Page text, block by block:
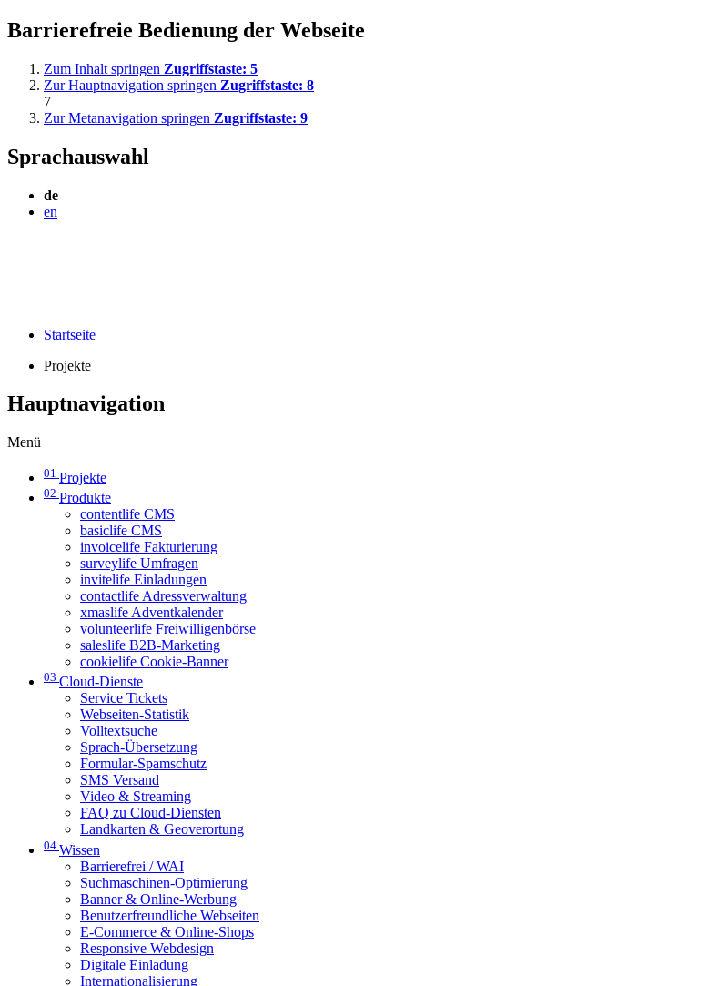
Barrierefreie Bedienung der Webseite
Zum Inhalt springen Zugriffstaste: 5
Zur Hauptnavigation springen Zugriffstaste: 8
7
Zur Metanavigation springen Zugriffstaste: 9
Sprachauswahl
de
en
Startseite
Projekte
Hauptnavigation
Menü
01 Projekte
02 Produkte
contentlife CMS
basiclife CMS
invoicelife Fakturierung
surveylife Umfragen
invitelife Einladungen
contactlife Adressverwaltung
xmaslife Adventkalender
volunteerlife Freiwilligenbörse
saleslife B2B-Marketing
cookielife Cookie-Banner
03 Cloud-Dienste
Service Tickets
Webseiten-Statistik
Volltextsuche
Sprach-Übersetzung
Formular-Spamschutz
SMS Versand
Video & Streaming
FAQ zu Cloud-Diensten
Landkarten & Geoverortung
04 Wissen
Barrierefrei / WAI
Suchmaschinen-Optimierung
Banner & Online-Werbung
Benutzerfreundliche Webseiten
E-Commerce & Online-Shops
Responsive Webdesign
Digitale Einladung
Internationalisierung